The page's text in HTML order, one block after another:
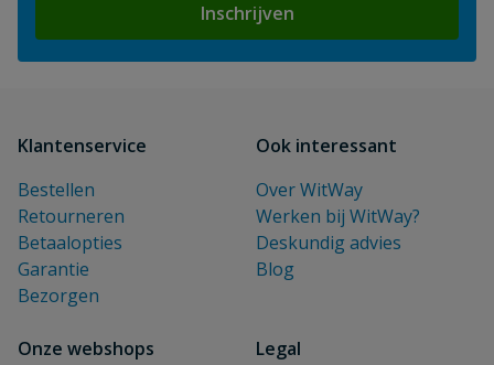
Inschrijven
Klantenservice
Bestellen
Retourneren
Betaalopties
Garantie
Bezorgen
Ook interessant
Over WitWay
Werken bij WitWay?
Deskundig advies
Blog
Onze webshops
Legal